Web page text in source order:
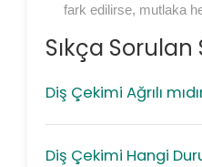
fark edilirse, mutlaka
Sıkça
Diş Çekimi Ağrılı
Diş Çekimi Hangi